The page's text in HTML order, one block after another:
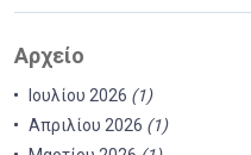
Αρχείο
Ιουλίου 2026 (1)
Απριλίου 2026 (1)